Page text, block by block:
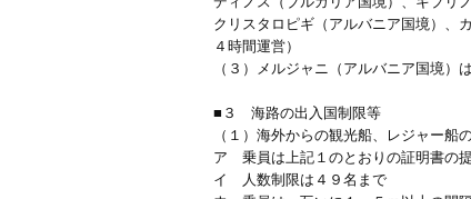
クリスタロピギ（アルバニア国境）、
４時間運営）
（３）メルジャニ（アルバニア国境
■３ 海路の出入国制限等
（１）海外からの観光船、レジャー船
ア 乗員は上記１のとおりの証明書の
イ 人数制限は４９名まで